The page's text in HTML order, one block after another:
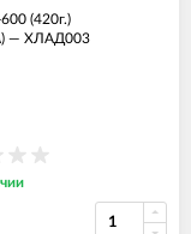
(420г.)
— ХЛАД003